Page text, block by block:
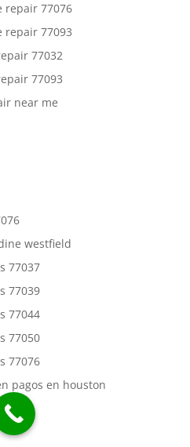
repair 77076
repair 77093
77032
77093
near me
westfield
77037
77039
77044
77050
77076
pagos en houston